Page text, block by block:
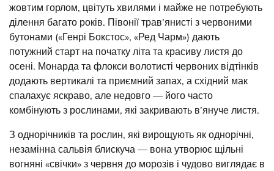
жовтим горлом, цвітуть хвилями і майже не потребують
ділення багато років. Півонії трав’янисті з червоними
бутонами («Генрі Бокстос», «Ред Чарм») дають
потужний старт на початку літа та красиву листя до
осені. Монарда та флокси волотисті червоних відтінків
додають вертикалі та приємний запах, а східний мак
спалахує яскраво, але недовго — його часто
комбінують з рослинами, які закривають в’януче листя.
З однорічників та рослин, які вирощують як однорічні,
незамінна сальвія блискуча — вона утворює щільні
вогняні «свічки» з червня до морозів і чудово виглядає в